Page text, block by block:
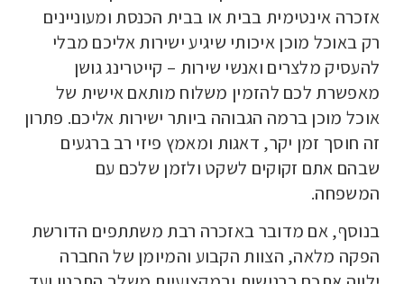
אזכרה אינטימית בבית או בבית הכנסת ומעוניינים
רק באוכל מוכן איכותי שיגיע ישירות אליכם מבלי
להעסיק מלצרים ואנשי שירות – קייטרינג גושן
מאפשרת לכם להזמין משלוח מותאם אישית של
אוכל מוכן ברמה הגבוהה ביותר ישירות אליכם. פתרון
זה חוסך זמן יקר, דאגות ומאמץ פיזי רב ברגעים
שבהם אתם זקוקים לשקט ולזמן שלכם עם
המשפחה.
בנוסף, אם מדובר באזכרה רבת משתתפים הדורשת
הפקה מלאה, הצוות הקבוע והמיומן של החברה